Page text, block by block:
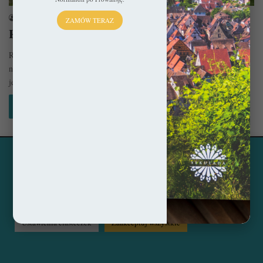
27 lutego 2019
Ryga – I wszystko gra!
Ryga (łot. Rīga) jest największą ze stolic republik nad Bałtykiem, ale jej
najpiękniejsza część zajmuje zaledwie niewielki fragment. Szybko
jednak…
© Copyright 2014 - 2026, All Rights Reserved by sekulada.com
PinterestInstagram
Ta strona korzysta z ciasteczek, aby świadczyć usługi na
najwyższym poziomie. Klikając opcję "Zaakceptuj wszystkie"
zgadzasz się na użycie wszystkich ciasteczek. Możesz również
przejść do "Ustawień Ciasteczek", aby zgodzić się tylko na
Czytaj więcej...
Ustawienia ciasteczek Zaakceptuj wszystkie
ZAMÓW TERAZ